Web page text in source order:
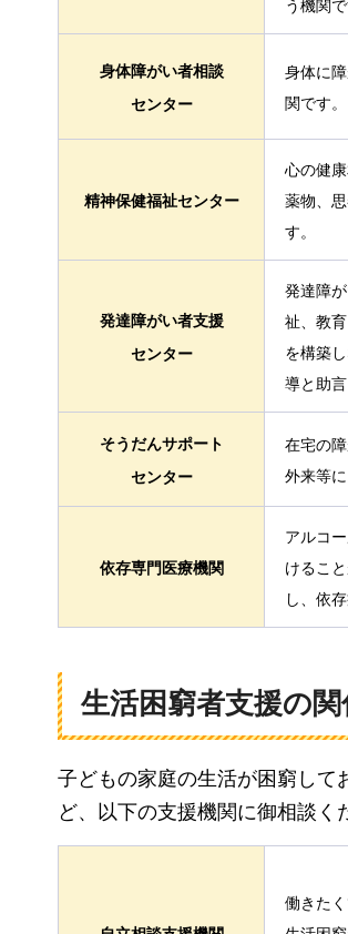
う機関で
身体障がい者相談
センター
身体に
関です。
精神保健福祉センター
心の健
薬物、
す。
発達障がい者支援
センター
発達障
祉、教
を構築
導と助
そうだんサポート
センター
在宅の
外来等
依存専門医療機関
アルコ
けるこ
し、依
生活困窮者支援の関
子どもの家庭の生活が困窮して
ど、以下の支援機関に御相談く
働きた